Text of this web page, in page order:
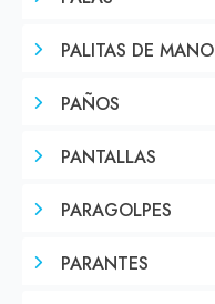
PALITAS DE MANO
PAÑOS
PANTALLAS
PARAGOLPES
PARANTES